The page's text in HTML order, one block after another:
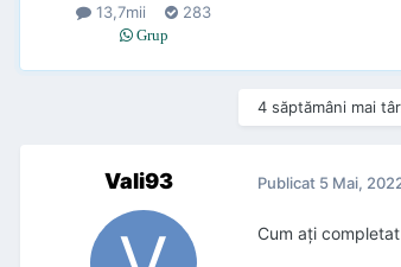
13,7mii 283
Grup
4 săptămâni mai
Vali93 Publicat 5 Mai,
Cum ați